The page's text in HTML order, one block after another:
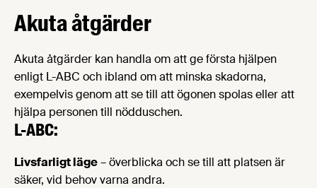
Akuta åtgärder
Akuta åtgärder kan handla om att ge första hjälpen
enligt L-ABC och ibland om att minska skadorna,
exempelvis genom att se till att ögonen spolas eller att
hjälpa personen till nödduschen.
L-ABC:
Livsfarligt läge– överblicka och se till att platsen är
säker, vid behov varna andra.